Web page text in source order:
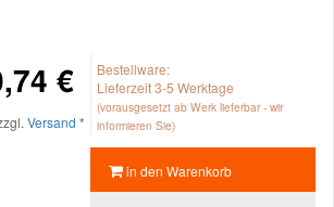
€
Versand *
Bestellware:
Lieferzeit 3-5 Werktage
(vorausgesetzt ab Werk lieferbar - wir
informieren Sie)
in den Warenkorb
Glühanlage